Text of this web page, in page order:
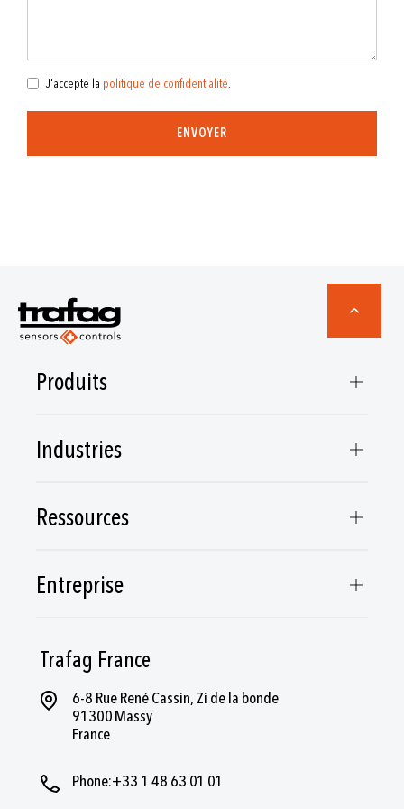
J'accepte la politique de confidentialité.
ENVOYER
Trafag France
6-8 Rue René Cassin, Zi de la bonde
91300 Massy
France
Phone:+33 1 48 63 01 01
Produits
Industries
Ressources
Entreprise